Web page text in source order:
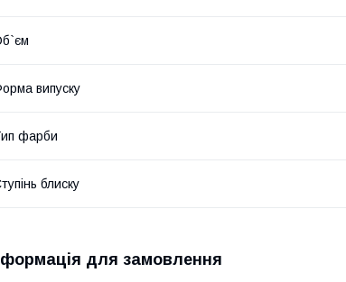
випуску
фарби
блиску
для замовлення